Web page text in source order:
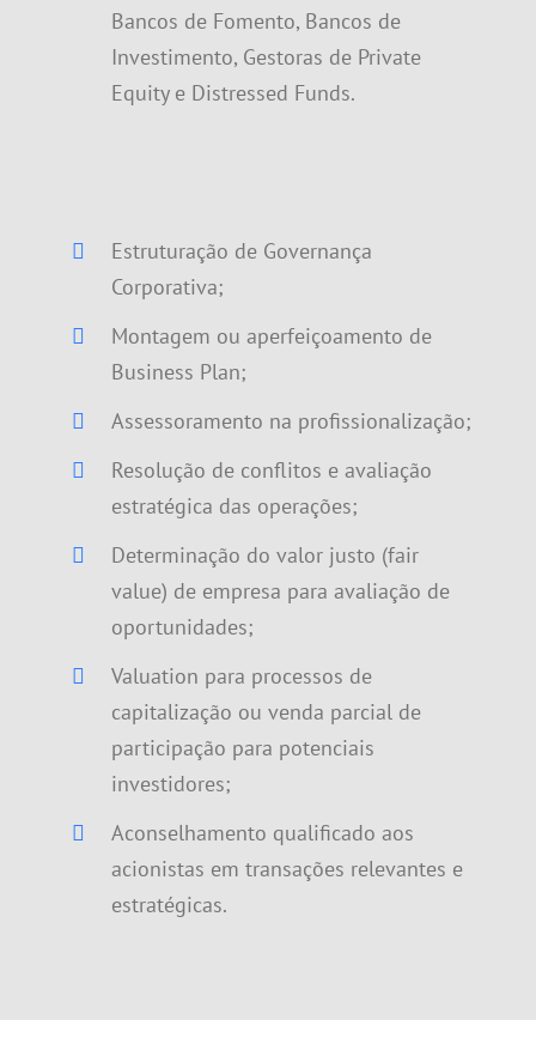
Bancos de Fomento, Bancos de
Investimento, Gestoras de Private
Equity e Distressed Funds.
Estruturação de Governança
Corporativa;
Montagem ou aperfeiçoamento de
Business Plan;
Assessoramento na profissionalização;
Resolução de conflitos e avaliação
estratégica das operações;
Determinação do valor justo (fair
value) de empresa para avaliação de
oportunidades;
Valuation para processos de
capitalização ou venda parcial de
participação para potenciais
investidores;
Aconselhamento qualificado aos
acionistas em transações relevantes e
estratégicas.